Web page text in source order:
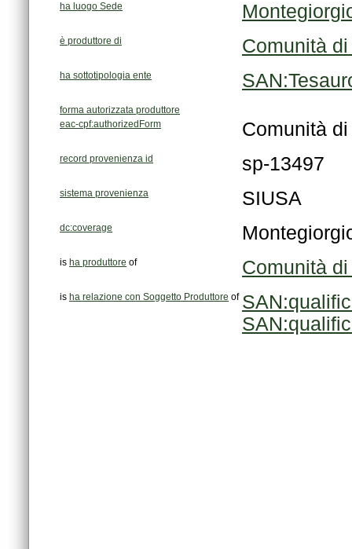
ha luogo Sede
è produttore di Comunità
ha sottotipologia ente
forma autorizzata produttore
eac-cpf:authorizedForm
Comunità
record provenienza id sp-13497
sistema provenienza SIUSA
dc:coverage
is ha produttore of Comunità
is ha relazione con Soggetto Produttore of